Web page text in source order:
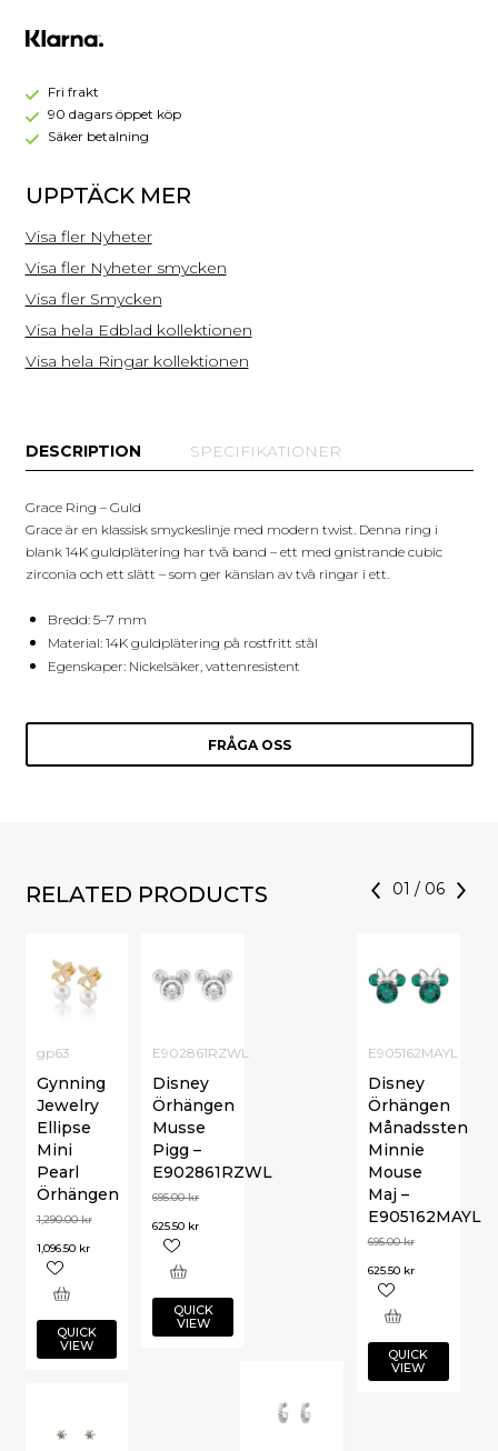
-
Guld
Fri frakt
90 dagars öppet köp
Säker betalning
UPPTÄCK MER
Visa fler Nyheter
Visa fler Nyheter smycken
Visa fler Smycken
Visa hela Edblad kollektionen
Visa hela Ringar kollektionen
DESCRIPTION SPECIFIKATIONER
Grace Ring – Guld
Grace är en klassisk smyckeslinje med modern twist. Denna ring i
blank 14K guldplätering har två band – ett med gnistrande cubic
zirconia och ett slätt – som ger känslan av två ringar i ett.
Bredd: 5–7 mm
Material: 14K guldplätering på rostfritt stål
Egenskaper: Nickelsäker, vattenresistent
FRÅGA OSS
RELATED PRODUCTS 01 / 06
gp63
Gynning
Jewelry
Ellipse
Mini
Pearl
Örhängen
1,290.00kr
1,096.50 kr
QUICK
VIEW
E905162MAYL
Disney
Örhängen
Månadssten
Minnie
Mouse
Maj –
E905162MAYL
695.00kr
625.50 kr
QUICK
VIEW
E902861RZWL
Disney
Örhängen
Musse
Pigg –
E902861RZWL
695.00kr
625.50 kr
QUICK
VIEW